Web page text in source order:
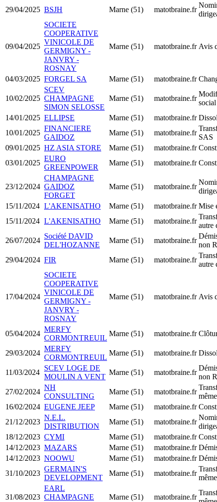
29/04/2025 BSJH Marne (51) matotbraine.fr
09/04/2025
SOCIETE
COOPERATIVE
VINICOLE DE
GERMIGNY -
JANVRY -
ROSNAY
Marne (51) matotbraine.fr Avis
04/03/2025 FORGEL SA Marne (51) matotbraine.fr
10/02/2025
SCEV
CHAMPAGNE
SIMON SELOSSE
Marne (51) matotbraine.fr
social
14/01/2025 ELLIPSE Marne (51) matotbraine.fr
10/01/2025
FINANCIERE
GAIDOZ
Marne (51) matotbraine.fr
SAS
09/01/2025 HZ ASIA STORE Marne (51) matotbraine.fr
03/01/2025
EURO
GREENPOWER
Marne (51) matotbraine.fr
23/12/2024
CHAMPAGNE
GAIDOZ
FORGET
Marne (51) matotbraine.fr
15/11/2024 L'AKENISATHO Marne (51) matotbraine.fr Mise
15/11/2024 L'AKENISATHO Marne (51) matotbraine.fr
autre
26/07/2024
Société DAVID
DEL'HOZANNE
Marne (51) matotbraine.fr
non
29/04/2024 FIR Marne (51) matotbraine.fr
autre
17/04/2024
SOCIETE
COOPERATIVE
VINICOLE DE
GERMIGNY -
JANVRY -
ROSNAY
Marne (51) matotbraine.fr Avis
05/04/2024
MERFY
CORMONTREUIL
Marne (51) matotbraine.fr
29/03/2024
MERFY
CORMONTREUIL
Marne (51) matotbraine.fr
11/03/2024
SCEV LOGE DE
MOULIN A VENT
Marne (51) matotbraine.fr
non
27/02/2024
NH
CONSULTING
Marne (51) matotbraine.fr
16/02/2024 EUGENE JEEP Marne (51) matotbraine.fr
21/12/2023
N.E.L.
DISTRIBUTION
Marne (51) matotbraine.fr
18/12/2023 CYMI Marne (51) matotbraine.fr
14/12/2023 MAZARS Marne (51) matotbraine.fr
14/12/2023 NOOWU Marne (51) matotbraine.fr
31/10/2023
GERMAIN'S
DEVELOPMENT
Marne (51) matotbraine.fr
31/08/2023
EARL
CHAMPAGNE
Marne (51) matotbraine.fr